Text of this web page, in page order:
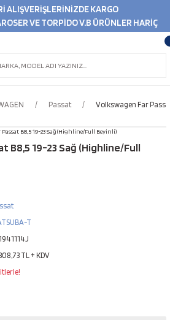
ALIŞVERİŞLERİNİZDE KARGO
VE TORPİDO V.B ÜRÜNLER HARİÇ
Passat Volkswagen Far
B8,5 19-23 Sağ (Highline/Full
T
TL + KDV